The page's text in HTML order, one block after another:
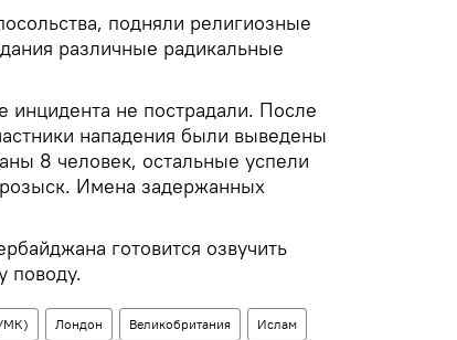
подняли религиозные
различные радикальные
инцидента не пострадали. После
нападения были выведены
8 человек, остальные успели
Имена задержанных
готовится озвучить
поводу.
Лондон Великобритания Ислам